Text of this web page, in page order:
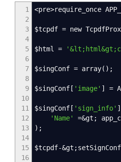
1
2
3
4
5
6
7
8
9
10
11
12
13
14
15
16
<pre>require_once
$tcpdf = new
$html =
$singConf = array( ) ;
$singConf [ 'image' ] =
$singConf [ 'sign_info' ]
'Name'
=&gt;
) ;
$tcpdf-&gt;setSignConf